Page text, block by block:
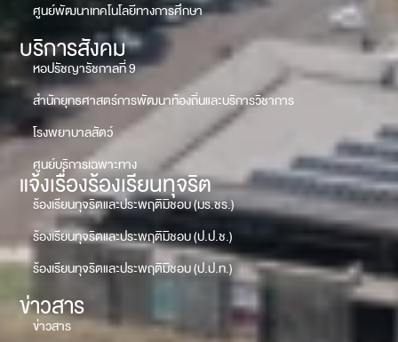
ศูนย์พัฒนาเทคโนโลยีทางการศึกษา
บริการสังคม
หอปรัชญารัชกาลที่ 9
สำนักยุทธศาสตร์การพัฒนาท้องถิ่นและบริการวิชาการ
โรงพยาบาลสัตว์
ศูนย์บริการเฉพาะทาง
แจ้งเรื่องร้องเรียนทุจริต
ร้องเรียนทุจริตและประพฤติมิชอบ (มร.ชร.)
ร้องเรียนทุจริตและประพฤติมิชอบ (ป.ป.ช.)
ร้องเรียนทุจริตและประพฤติมิชอบ (ป.ป.ท.)
ข่าวสาร
ข่าวสาร